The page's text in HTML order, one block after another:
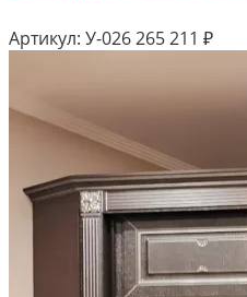
Артикул: У-026265 211 ₽